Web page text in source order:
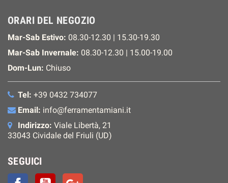
ORARI DEL NEGOZIO
Mar-Sab Estivo: 08.30-12.30 | 15.30-19.30
Mar-Sab Invernale: 08.30-12.30 | 15.00-19.00
Dom-Lun: Chiuso
Tel: +39 0432 734077
Email: info@ferramentamiani.it
Indirizzo: Viale Libertà, 21
33043 Cividale del Friuli (UD)
SEGUICI
FacebookYouTube